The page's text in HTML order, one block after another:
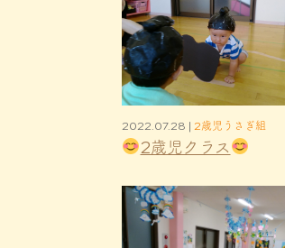
2022.07.28 | 2歳児うさぎ組
2歳児クラス